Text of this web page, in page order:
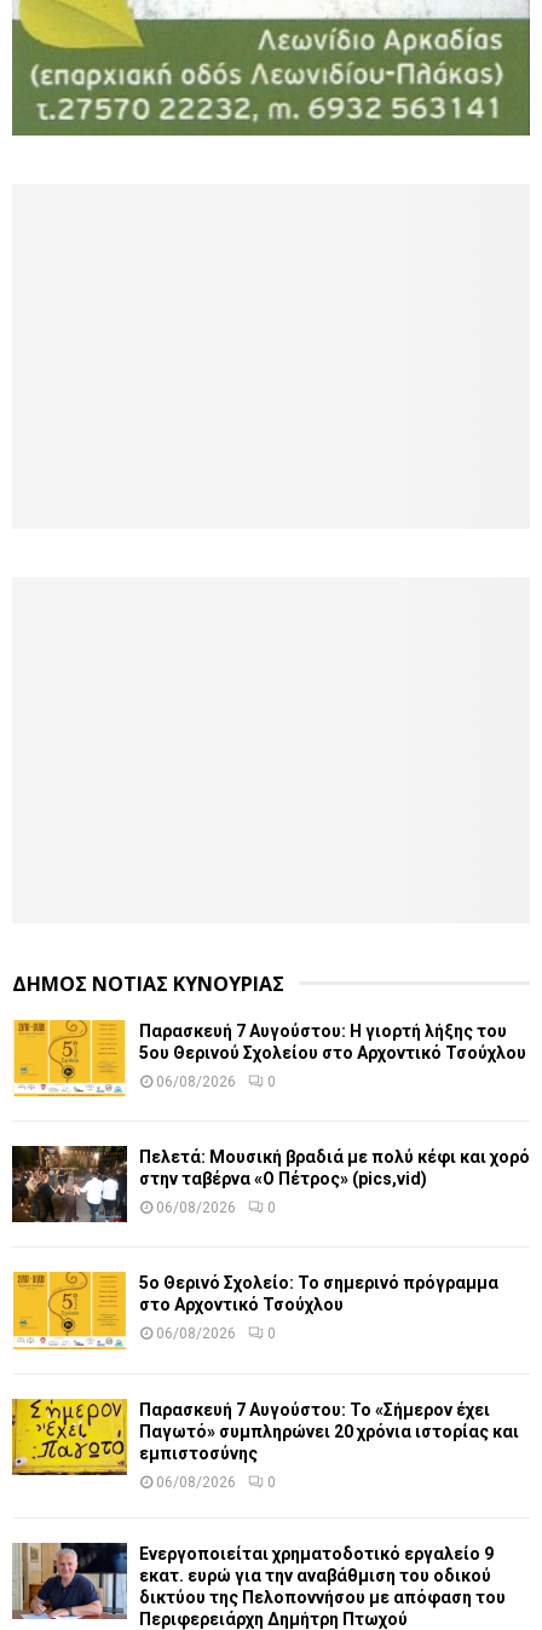
ΔΗΜΟΣ ΝΟΤΙΑΣ ΚΥΝΟΥΡΙΑΣ
Παρασκευή 7 Αυγούστου: Η γιορτή λήξης του
5ου Θερινού Σχολείου στο Αρχοντικό Τσούχλου
06/08/2026 0
Πελετά: Μουσική βραδιά με πολύ κέφι και χορό
στην ταβέρνα «Ο Πέτρος» (pics,vid)
06/08/2026 0
5ο Θερινό Σχολείο: Το σημερινό πρόγραμμα
στο Αρχοντικό Τσούχλου
06/08/2026 0
Παρασκευή 7 Αυγούστου: Το «Σήμερον έχει
Παγωτό» συμπληρώνει 20 χρόνια ιστορίας και
εμπιστοσύνης
06/08/2026 0
Ενεργοποιείται χρηματοδοτικό εργαλείο 9
εκατ. ευρώ για την αναβάθμιση του οδικού
δικτύου της Πελοποννήσου με απόφαση του
Περιφερειάρχη Δημήτρη Πτωχού